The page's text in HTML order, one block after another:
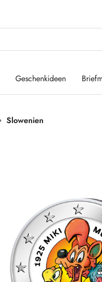
Geschenkideen
Slowenien